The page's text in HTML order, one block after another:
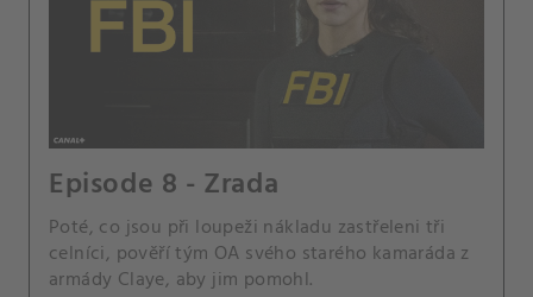
Episode 8 - Zrada
Poté, co jsou při loupeži nákladu zastřeleni tři
celníci, pověří tým OA svého starého kamaráda z
armády Claye, aby jim pomohl.